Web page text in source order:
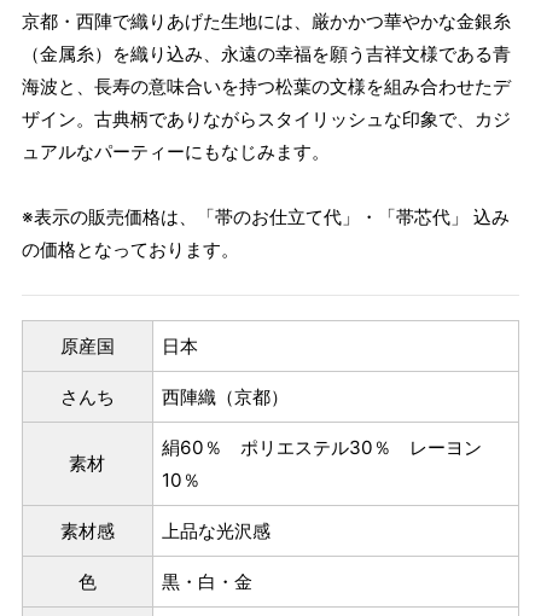
京都・西陣で織りあげた生地には、厳かかつ華やかな金銀糸
（金属糸）を織り込み、永遠の幸福を願う吉祥文様である青
海波と、長寿の意味合いを持つ松葉の文様を組み合わせたデ
ザイン。古典柄でありながらスタイリッシュな印象で、カジ
ュアルなパーティーにもなじみます。
※表示の販売価格は、「帯のお仕立て代」・「帯芯代」 込み
の価格となっております。
原産国 日本
さんち 西陣織（京都）
素材
絹60％ ポリエステル30％ レーヨン
10％
素材感 上品な光沢感
色 黒・白・金